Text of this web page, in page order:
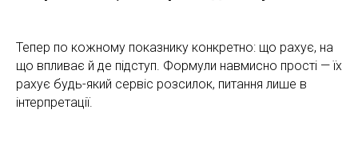
Тепер по кожному показнику конкретно: що рахує, на
що впливає й де підступ. Формули навмисно прості — їх
рахує будь-який сервіс розсилок, питання лише в
інтерпретації.